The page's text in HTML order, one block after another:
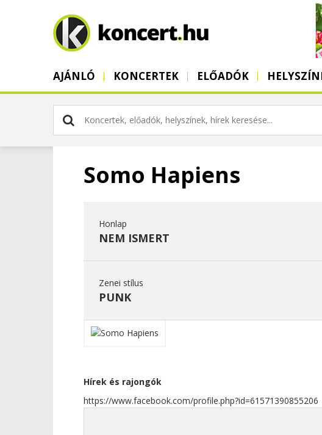
AJÁNLÓ KONCERTEK ELŐADÓK
Somo Hapiens
Honlap
NEM ISMERT
Zenei stílus
PUNK
Hírek és rajongók
https://www.facebook.com/profile.php?id=61571390855206